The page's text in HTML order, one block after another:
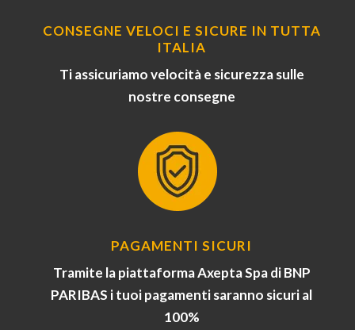
CONSEGNE VELOCI E SICURE IN TUTTA
ITALIA
Ti assicuriamo velocità e sicurezza sulle
nostre consegne
PAGAMENTI SICURI
Tramite la piattaforma Axepta Spa di BNP
PARIBAS i tuoi pagamenti saranno sicuri al
100%